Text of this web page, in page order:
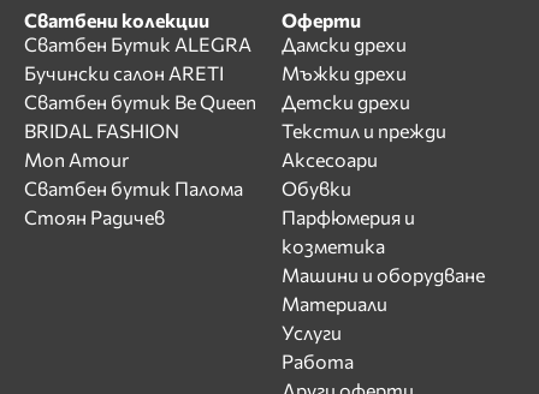
Сватбени колекции
Сватбен Бутик ALEGRA
Бучински салон ARETI
Сватбен бутик Be Queen
BRIDAL FASHION
Mon Amour
Сватбен бутик Палома
Стоян Радичев
Оферти
Дамски дрехи
Мъжки дрехи
Детски дрехи
Текстил и прежди
Аксесоари
Обувки
Парфюмерия и
козметика
Машини и оборудване
Материали
Услуги
Работа